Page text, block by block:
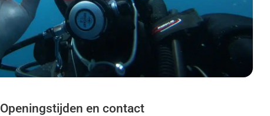
Openingstijden en contact